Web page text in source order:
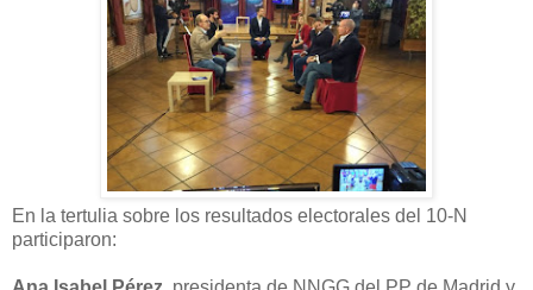
En la tertulia sobre los resultados electorales del 10-N
participaron: